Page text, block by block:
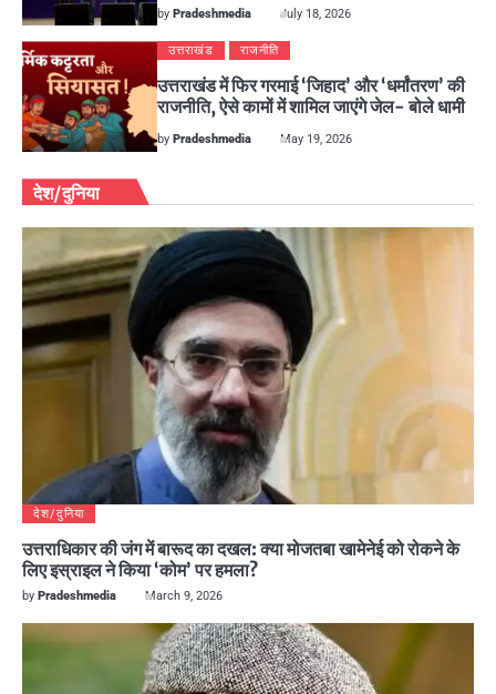
by Pradeshmedia July 18, 2026
उत्तराखंड राजनीति
उत्तराखंड में फिर गरमाई ‘जिहाद’ और ‘धर्मांतरण’ की
राजनीति, ऐसे कामों में शामिल जाएंगे जेल- बोले धामी
by Pradeshmedia May 19, 2026
देश/दुनिया
देश/दुनिया
उत्तराधिकार की जंग में बारूद का दखल: क्या मोजतबा खामेनेई को रोकने के
लिए इस्राइल ने किया ‘कोम’ पर हमला?
by Pradeshmedia March 9, 2026